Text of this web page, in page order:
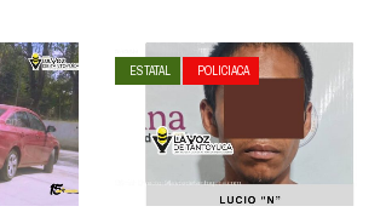
ESTATAL POLICIACA